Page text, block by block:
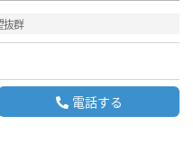
抜群
電話する